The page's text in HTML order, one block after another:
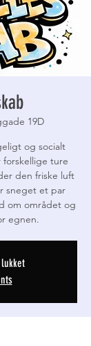
19D
og socialt
forskellige ture
den friske luft
sneget et par
om området og
egnen.